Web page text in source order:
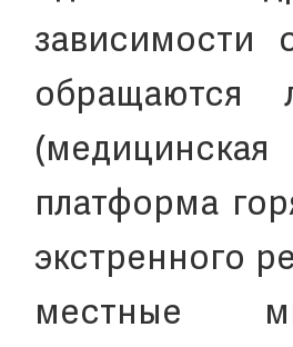
зависимости
обращаются
платформа
экстренного
местные